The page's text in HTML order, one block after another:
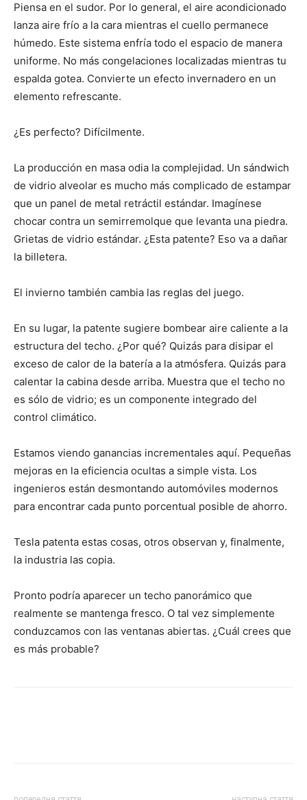
Piensa en el sudor. Por lo general, el aire acondicionado
lanza aire frío a la cara mientras el cuello permanece
húmedo. Este sistema enfría todo el espacio de manera
uniforme. No más congelaciones localizadas mientras tu
espalda gotea. Convierte un efecto invernadero en un
elemento refrescante.
¿Es perfecto? Difícilmente.
La producción en masa odia la complejidad. Un sándwich
de vidrio alveolar es mucho más complicado de estampar
que un panel de metal retráctil estándar. Imagínese
chocar contra un semirremolque que levanta una piedra.
Grietas de vidrio estándar. ¿Esta patente? Eso va a dañar
la billetera.
El invierno también cambia las reglas del juego.
En su lugar, la patente sugiere bombear aire caliente a la
estructura del techo. ¿Por qué? Quizás para disipar el
exceso de calor de la batería a la atmósfera. Quizás para
calentar la cabina desde arriba. Muestra que el techo no
es sólo de vidrio; es un componente integrado del
control climático.
Estamos viendo ganancias incrementales aquí. Pequeñas
mejoras en la eficiencia ocultas a simple vista. Los
ingenieros están desmontando automóviles modernos
para encontrar cada punto porcentual posible de ahorro.
Tesla patenta estas cosas, otros observan y, finalmente,
la industria las copia.
Pronto podría aparecer un techo panorámico que
realmente se mantenga fresco. O tal vez simplemente
conduzcamos con las ventanas abiertas. ¿Cuál crees que
es más probable?